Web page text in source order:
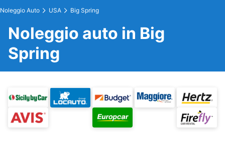
Noleggio Auto USA Big Spring
Noleggio auto in Big
Spring